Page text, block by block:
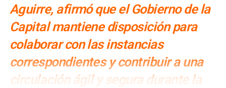
Aguirre, afirmó que el Gobierno de la
Capital mantiene disposición para
colaborar con las instancias
correspondientes y contribuir a una
circulación ágil y segura durante la